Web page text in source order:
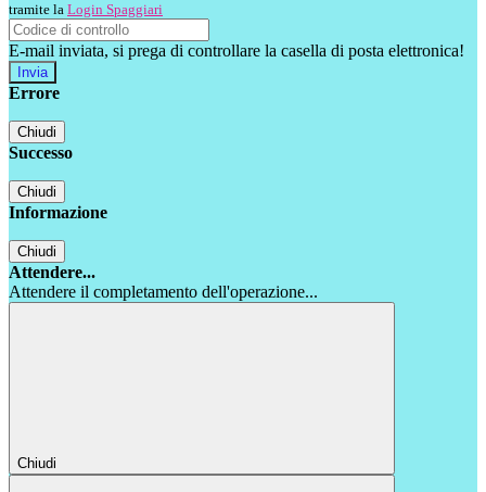
tramite la Login Spaggiari
E-mail inviata, si prega di controllare la casella di posta elettronica!
Errore
Chiudi
Successo
Chiudi
Informazione
Chiudi
Attendere...
Attendere il completamento dell'operazione...
Chiudi